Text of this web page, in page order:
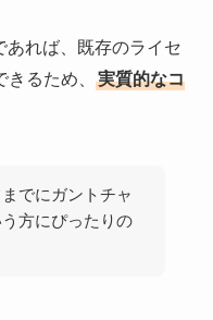
あれば、既存のライセ
るため、
実質的なコ
でにガントチャ
方にぴったりの